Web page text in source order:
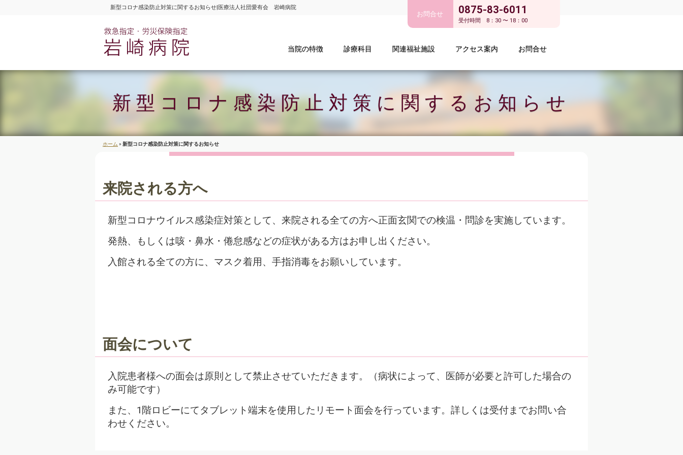
新型コロナ感染防止対策に関するお知らせ|医療法人社団愛有会 岩崎病院
お問合せ 0875-83-6011
受付時間 8：30 〜 18：00
当院の特徴 診療科目 関連福祉施設 アクセス案内 お問合せ
新型コロナ感染防止対策に関するお知らせ
ホーム » 新型コロナ感染防止対策に関するお知らせ
来院される方へ
新型コロナウイルス感染症対策として、来院される全ての方へ正面玄関での検温・問診を実施しています。
発熱、もしくは咳・鼻水・倦怠感などの症状がある方はお申し出ください。
入館される全ての方に、マスク着用、手指消毒をお願いしています。
面会について
入院患者様への面会は原則として禁止させていただきます。（病状によって、医師が必要と許可した場合の
み可能です）
また、1階ロビーにてタブレット端末を使用したリモート面会を行っています。詳しくは受付までお問い合
わせください。